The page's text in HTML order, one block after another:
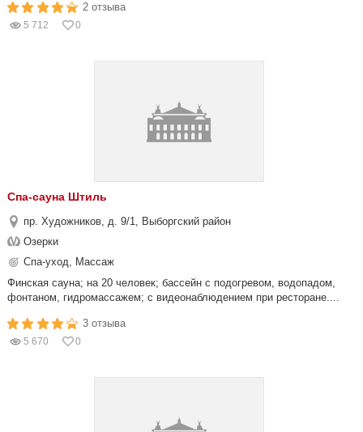
2 отзыва
5 712 0
Спа-сауна Штиль
пр. Художников, д. 9/1, Выборгский район
Озерки
Спа-уход, Массаж
Финская сауна; на 20 человек; бассейн с подогревом, водопадом,
фонтаном, гидромассажем; с видеонаблюдением при ресторане....
3 отзыва
5 670 0